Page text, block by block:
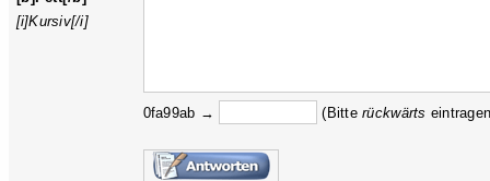
[i]Kursiv[/i]
0fa99ab → (Bitterückwärts